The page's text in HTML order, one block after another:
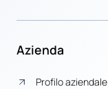
Azienda
Profilo aziendale